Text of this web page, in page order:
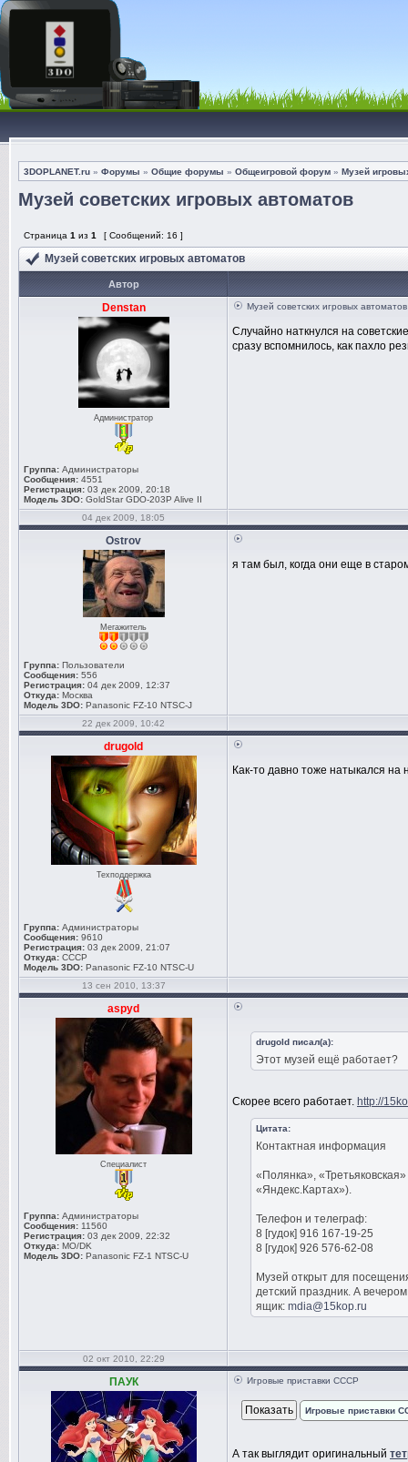
3DOPLANET.ru » Форумы » Общие форумы » Общеигровой форум » Музей
Музей советских игровых автоматов
Страница 1 из 1 [ Сообщений: 16 ]
Музей советских игровых автоматов
Автор
Denstan
Администратор
Группа: Администраторы
Сообщения: 4551
Регистрация: 03 дек 2009, 20:18
Модель 3DO: GoldStar GDO-203P Alive II
Музей советских игровых автоматов
Случайно наткнулся на
сразу вспомнилось, как пахло
04 дек 2009, 18:05
Ostrov
Мегажитель
Группа: Пользователи
Сообщения: 556
Регистрация: 04 дек 2009, 12:37
Откуда: Москва
Модель 3DO: Panasonic FZ-10 NTSC-J
я там был, когда они еще в
22 дек 2009, 10:42
drugold
Техподдержка
Группа: Администраторы
Сообщения: 9610
Регистрация: 03 дек 2009, 21:07
Откуда: СССР
Модель 3DO: Panasonic FZ-10 NTSC-U
Как-то давно тоже натыкался на
13 сен 2010, 13:37
aspyd
Специалист
Группа: Администраторы
Сообщения: 11560
Регистрация: 03 дек 2009, 22:32
Откуда: MO/DK
Модель 3DO: Panasonic FZ-1 NTSC-U
drugold писал(а):
Этот музей ещё работает?
Скорее всего работает. http://
Цитата:
Контактная информация
«Полянка»,
«Яндекс.Картах»).
Телефон и телеграф:
8 [гудок] 916 167-19-25
8 [гудок] 926 576-62-08
Музей открыт для
детский праздник. А
ящик: mdia@15kop.ru
02 окт 2010, 22:29
ПАУК Игровые приставки СССР
Игровые приставки
А так выглядит оригинальный